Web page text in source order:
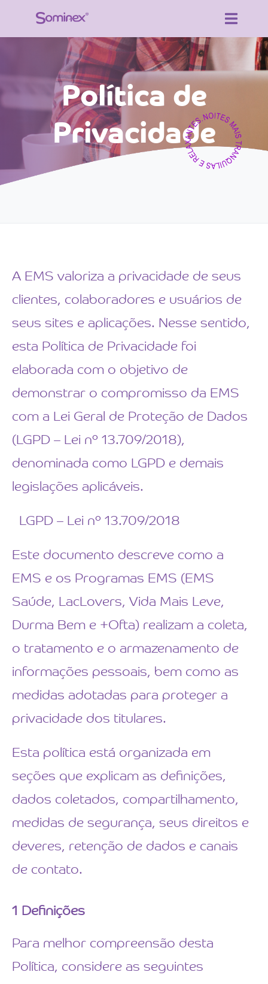
Política de
Privacidade
A EMS valoriza a privacidade de seus
clientes, colaboradores e usuários de
seus sites e aplicações. Nesse sentido,
esta Política de Privacidade foi
elaborada com o objetivo de
demonstrar o compromisso da EMS
com a Lei Geral de Proteção de Dados
(LGPD – Lei nº 13.709/2018),
denominada como LGPD e demais
legislações aplicáveis.
LGPD – Lei nº 13.709/2018
Este documento descreve como a
EMS e os Programas EMS (EMS
Saúde, LacLovers, Vida Mais Leve,
Durma Bem e +Ofta) realizam a coleta,
o tratamento e o armazenamento de
informações pessoais, bem como as
medidas adotadas para proteger a
privacidade dos titulares.
Esta política está organizada em
seções que explicam as definições,
dados coletados, compartilhamento,
medidas de segurança, seus direitos e
deveres, retenção de dados e canais
de contato.
1 Definições
Para melhor compreensão desta
Política, considere as seguintes